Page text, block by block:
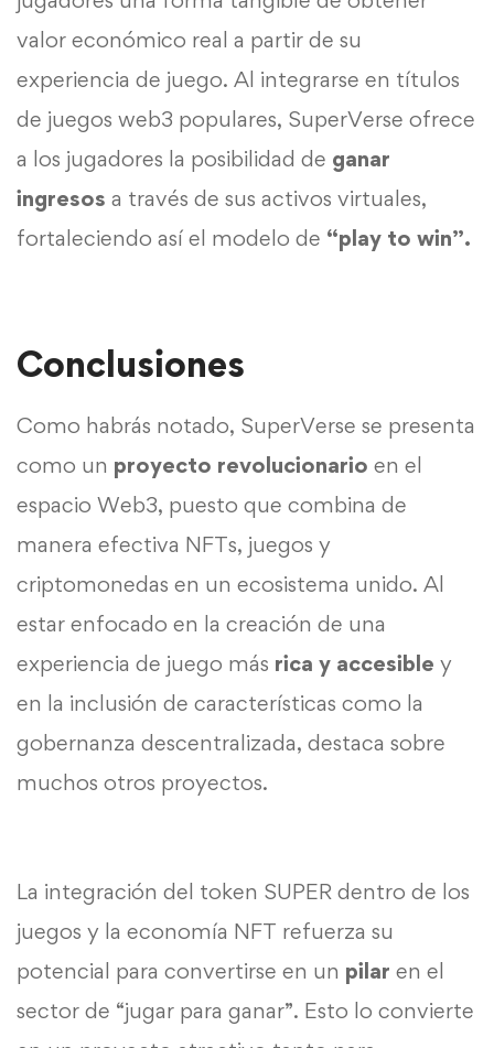
valor económico real a partir de su
experiencia de juego. Al integrarse en títulos
de juegos web3 populares, SuperVerse ofrece
a los jugadores la posibilidad de ganar
ingresos a través de sus activos virtuales,
fortaleciendo así el modelo de “play to win”.
Conclusiones
Como habrás notado, SuperVerse se presenta
como un proyecto revolucionario en el
espacio Web3, puesto que combina de
manera efectiva NFTs, juegos y
criptomonedas en un ecosistema unido. Al
estar enfocado en la creación de una
experiencia de juego más rica y accesible y
en la inclusión de características como la
gobernanza descentralizada, destaca sobre
muchos otros proyectos.
La integración del token SUPER dentro de los
juegos y la economía NFT refuerza su
potencial para convertirse en un pilar en el
sector de “jugar para ganar”. Esto lo convierte